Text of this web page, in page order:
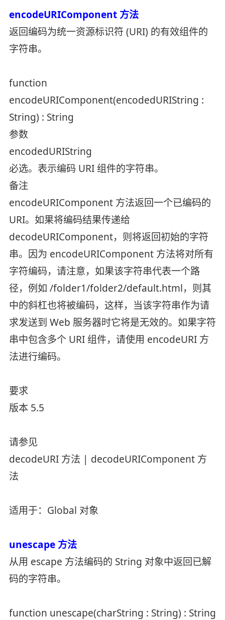
encodeURIComponent 方法
返回编码为统一资源标识符 (URI) 的有效组件的
字符串。
function
encodeURIComponent(encodedURIString :
String) : String
参数
encodedURIString
必选。表示编码 URI 组件的字符串。
备注
encodeURIComponent 方法返回一个已编码的
URI。如果将编码结果传递给
decodeURIComponent，则将返回初始的字符
串。因为 encodeURIComponent 方法将对所有
字符编码，请注意，如果该字符串代表一个路
径，例如 /folder1/folder2/default.html，则其
中的斜杠也将被编码，这样，当该字符串作为请
求发送到 Web 服务器时它将是无效的。如果字符
串中包含多个 URI 组件，请使用 encodeURI 方
法进行编码。
要求
版本 5.5
请参见
decodeURI 方法 | decodeURIComponent 方
法
适用于：Global 对象
unescape 方法
从用 escape 方法编码的 String 对象中返回已解
码的字符串。
function unescape(charString : String) : String